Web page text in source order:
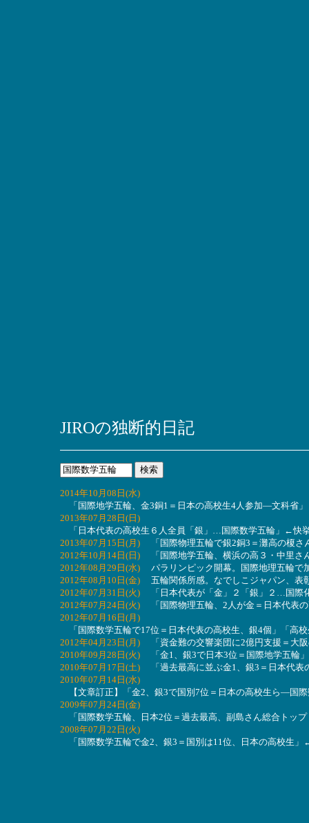
JIROの独断的日記
2014年10月08日(水)
「国際地学五輪、金3銅1＝日本の高校生4人参加―文科省
2013年07月28日(日)
「日本代表の高校生６人全員「銀」…国際数学五輪」←快
2013年07月15日(月)「国際物理五輪で銀2銅3＝灘高の榎さ
2012年10月14日(日)「国際地学五輪、横浜の高３・中里さ
2012年08月29日(水)パラリンピック開幕。国際地理五輪で
2012年08月10日(金)五輪関係所感。なでしこジャパン、表
2012年07月31日(火)「日本代表が「金」２「銀」２…国際
2012年07月24日(火)「国際物理五輪、2人が金＝日本代表
2012年07月16日(月)
「国際数学五輪で17位＝日本代表の高校生、銀4個」「高
2012年04月23日(月)「資金難の交響楽団に2億円支援＝大
2010年09月28日(火)「金1、銀3で日本3位＝国際地学五輪
2010年07月17日(土)「過去最高に並ぶ金1、銀3＝日本代表
2010年07月14日(水)
【文章訂正】「金2、銀3で国別7位＝日本の高校生ら―国
2009年07月24日(金)
「国際数学五輪、日本2位＝過去最高、副島さん総合トッ
2008年07月22日(火)
「国際数学五輪で金2、銀3＝国別は11位、日本の高校生